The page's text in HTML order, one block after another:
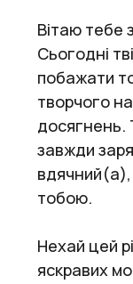
Вітаю тебе
Сьогодні
побажати
творчого
досягнень.
завжди
тобою.
Нехай цей
яскравих